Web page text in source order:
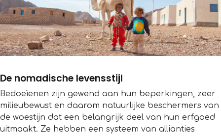
De nomadische levensstijl
Bedoeïenen zijn gewend aan hun beperkingen, zeer
milieubewust en daarom natuurlijke beschermers van
de woestijn dat een belangrijk deel van hun erfgoed
uitmaakt. Ze hebben een systeem van allianties